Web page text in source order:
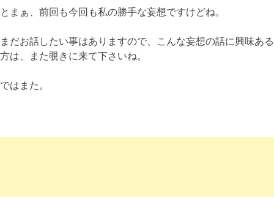
とまぁ、前回も今回も私の勝手な妄想ですけどね。
まだお話したい事はありますので、こんな妄想の話に興味ある
方は、また覗きに来て下さいね。
ではまた。